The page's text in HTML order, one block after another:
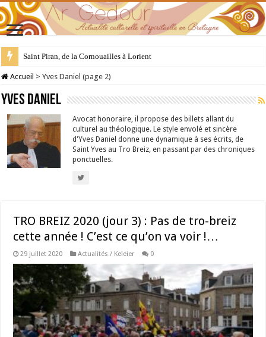
28 juillet : Saint Samson de Dol, père de la Bretagne chrétienne
Accueil > Yves Daniel (page 2)
Yves Daniel
Avocat honoraire, il propose des billets allant du
culturel au théologique. Le style envolé et sincère
d'Yves Daniel donne une dynamique à ses écrits, de
Saint Yves au Tro Breiz, en passant par des chroniques
ponctuelles.
TRO BREIZ 2020 (jour 3) : Pas de tro-breiz
cette année ! C’est ce qu’on va voir !…
29 juillet 2020 Actualités / Keleier 0